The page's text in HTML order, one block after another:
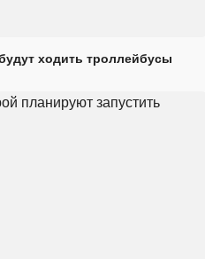
ходить троллейбусы